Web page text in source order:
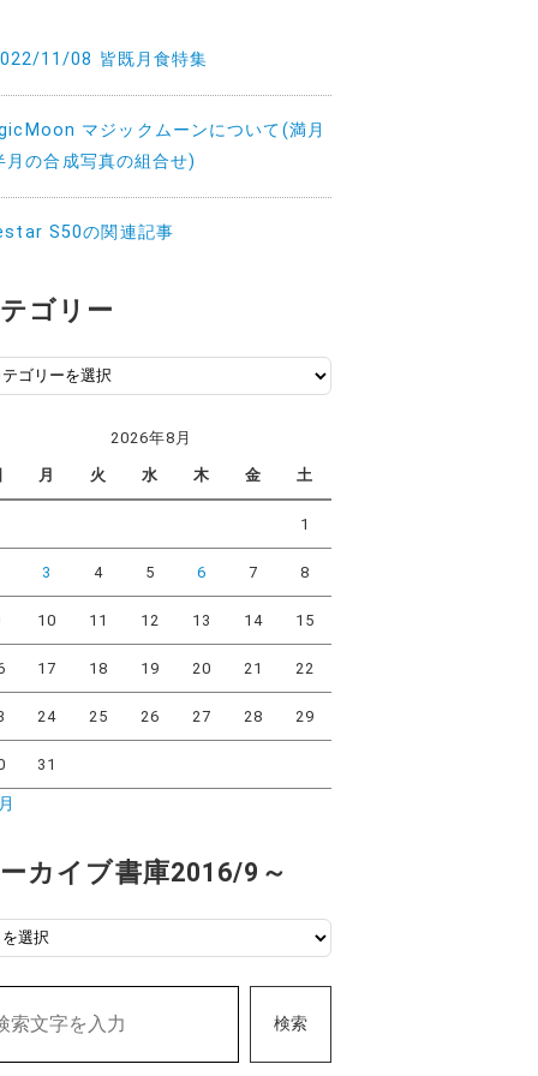
11/08 皆既月食特集
マジックムーンについて(満月
月の合成写真の組合せ)
S50の関連記事
ゴリー
2026年8月
月 火 水 木 金 土
1
3 4 5 6 7 8
10 11 12 13 14 15
17 18 19 20 21 22
24 25 26 27 28 29
31
カイブ書庫2016/9～
検索